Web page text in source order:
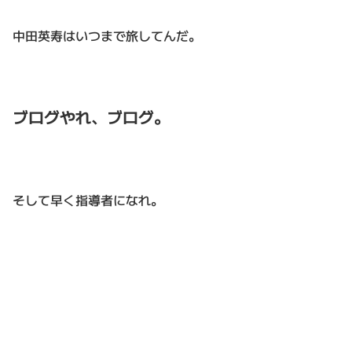
中田英寿はいつまで旅してんだ。
ブログやれ、ブログ。
そして早く指導者になれ。